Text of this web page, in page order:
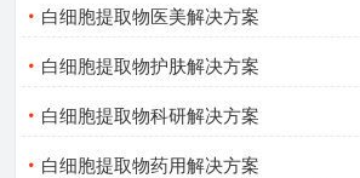
白细胞提取物医美解决方案
白细胞提取物护肤解决方案
白细胞提取物科研解决方案
白细胞提取物药用解决方案